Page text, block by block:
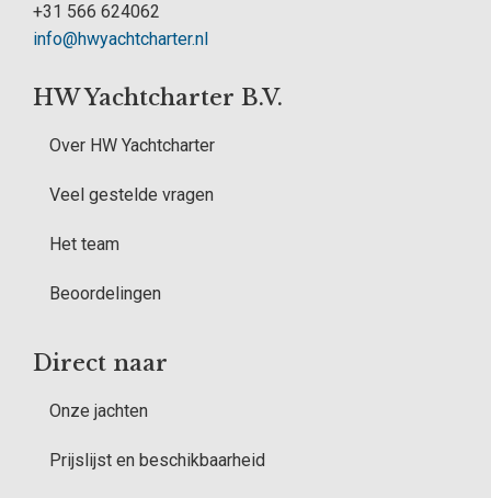
+31 566 624062
info@hwyachtcharter.nl
HW Yachtcharter B.V.
Over HW Yachtcharter
Veel gestelde vragen
Het team
Beoordelingen
Direct naar
Onze jachten
Prijslijst en beschikbaarheid